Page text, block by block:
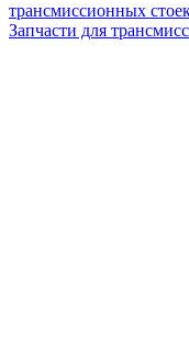
трансмиссионных
Запчасти для